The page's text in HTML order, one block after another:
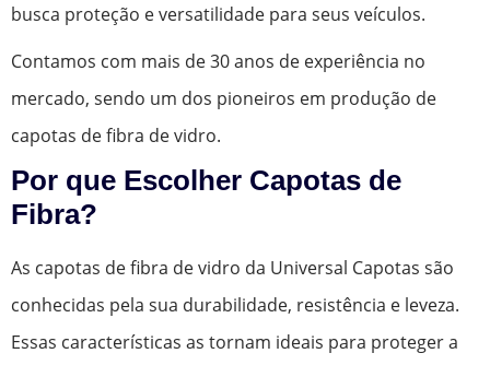
busca proteção e versatilidade para seus veículos.
Contamos com mais de 30 anos de experiência no
mercado, sendo um dos pioneiros em produção de
capotas de fibra de vidro.
Por que Escolher Capotas de
Fibra?
As capotas de fibra de vidro da Universal Capotas são
conhecidas pela sua durabilidade, resistência e leveza.
Essas características as tornam ideais para proteger a